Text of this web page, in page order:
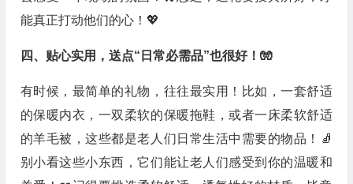
能真正打动他们的心！💖
四、贴心实用，送点“日常必需品”也很好！🧤
有时候，最简单的礼物，往往最实用！比如，一套舒适
的保暖内衣，一双柔软的保暖拖鞋，或者一床柔软舒适
的羊毛被，这些都是老人们日常生活中需要的物品！🧦
别小看这些小东西，它们能让老人们感受到你的温暖和